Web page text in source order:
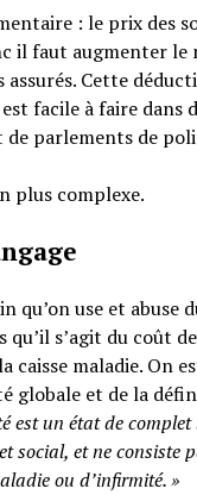
: le prix des
il faut augmenter le
Cette
facile à faire dans
de parlements de
plus complexe.
qu’on use et abuse
qu’il s’agit du coût
caisse maladie. On
globale et de la
est un état de
social, et ne consiste
ou d’infirmité.»